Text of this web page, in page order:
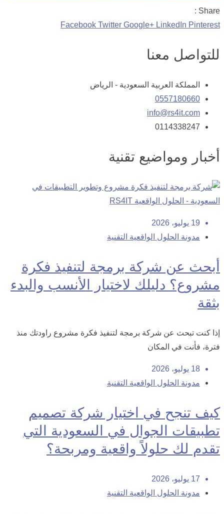
Share :
Facebook Twitter Google+ LinkedIn Pinterest
للتواصل معنا
المملكة العربية السعودية - الرياض
0557180660
info@rs4it.com
0114338247
أخبار ومواضيع تقنية
19 يوليو، 2026
مدونة الحلول الواقعية التقنية
أبحث عن شركة برمجة لتنفيذ فكرة
مشروع؟ دليلك لاختيار الأنسب والبدء
بثقة
إذا كنت تبحث عن شركة برمجة لتنفيذ فكرة مشروع راودتك منذ
فترة، فأنت في المكان
18 يوليو، 2026
مدونة الحلول الواقعية التقنية
كيف تنجح في اختيار شركة تصميم
تطبيقات الجوال في السعودية التي
تقدم لك حلولاً واقعية ومربحة؟
17 يوليو، 2026
مدونة الحلول الواقعية التقنية